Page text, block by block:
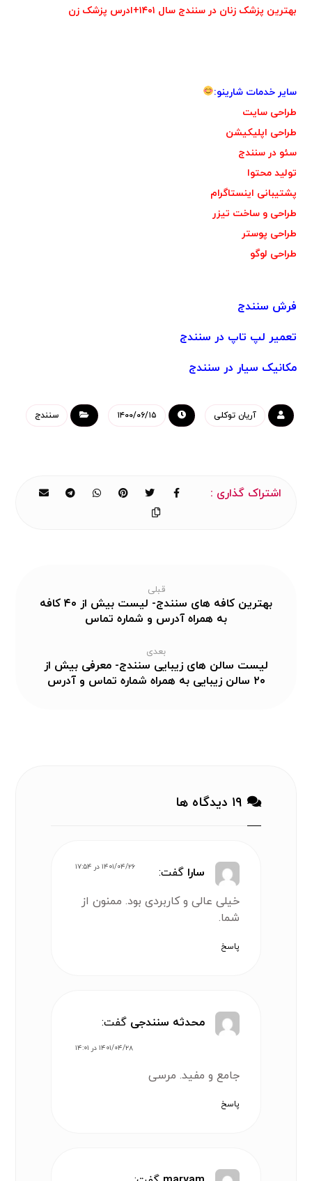
بهترین پزشک زنان در سنندج سال ۱۴۰۱+ادرس پزشک زن
سایر خدمات شارینو:
طراحی سایت
طراحی اپلیکیشن
سئو در سنندج
تولید محتوا
پشتیبانی اینستاگرام
طراحی و ساخت تیزر
طراحی پوستر
طراحی لوگو
فرش سنندج
تعمیر لپ تاپ در سنندج
مکانیک سیار در سنندج
آریان توکلی ۱۴۰۰/۰۶/۱۵ سنندج
قبلی
بهترین کافه های سنندج- لیست بیش از ۴۰ کافه
به همراه آدرس و شماره تماس
بعدی
لیست سالن های زیبایی سنندج- معرفی بیش از
۲۰ سالن زیبایی به همراه شماره تماس و آدرس
۱۹ دیدگاه ها
سارا گفت: ۱۴۰۱/۰۴/۲۶ در ۱۷:۵۴
خیلی عالی و کاربردی بود. ممنون از
شما.
پاسخ
محدثه سنندجی گفت:
۱۴۰۱/۰۴/۲۸ در ۱۴:۰۱
جامع و مفید. مرسی
پاسخ